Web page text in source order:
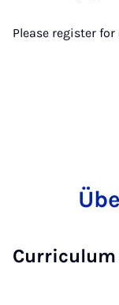
Please register
Curriculum